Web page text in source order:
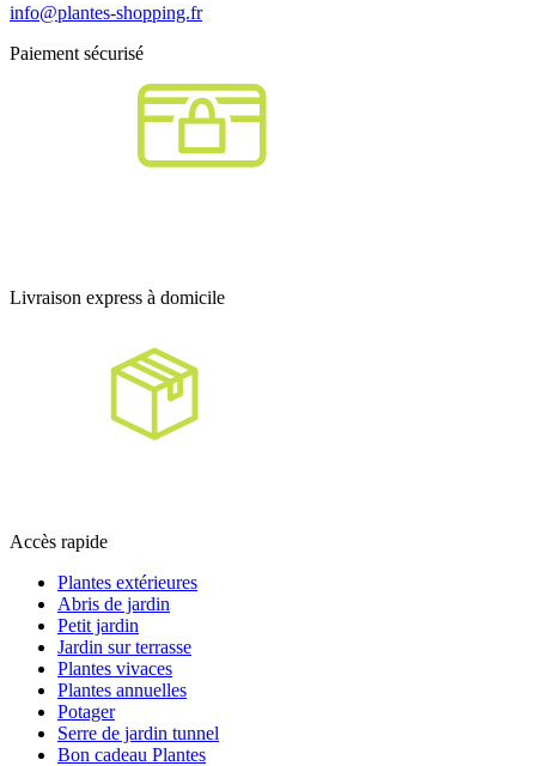
info@plantes-shopping.fr
Paiement sécurisé
Livraison express à domicile
Accès rapide
Plantes extérieures
Abris de jardin
Petit jardin
Jardin sur terrasse
Plantes vivaces
Plantes annuelles
Potager
Serre de jardin tunnel
Bon cadeau Plantes